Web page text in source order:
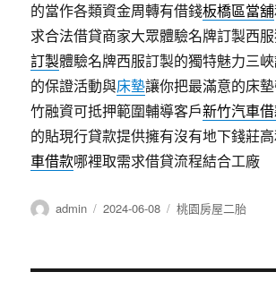
的當作各類資金周轉有借錢板橋區當舖
求合法借貸商家大眾體驗名牌訂製西
訂製體驗名牌西服訂製的獨特魅力三
的保證活動與床墊讓你把最滿意的床
竹融資可抵押範圍輔導客戶新竹汽車
的貼現行貸款提供擁有沒有地下錢莊
車借款哪裡取需求借貸流程結合工廠
作
admin
發
2024-06-08
分
桃園房屋二胎